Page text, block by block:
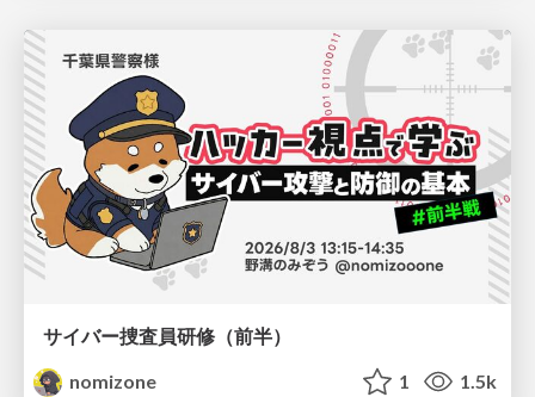
サイバー捜査員研修（前半）
nomizone
1 1.5k